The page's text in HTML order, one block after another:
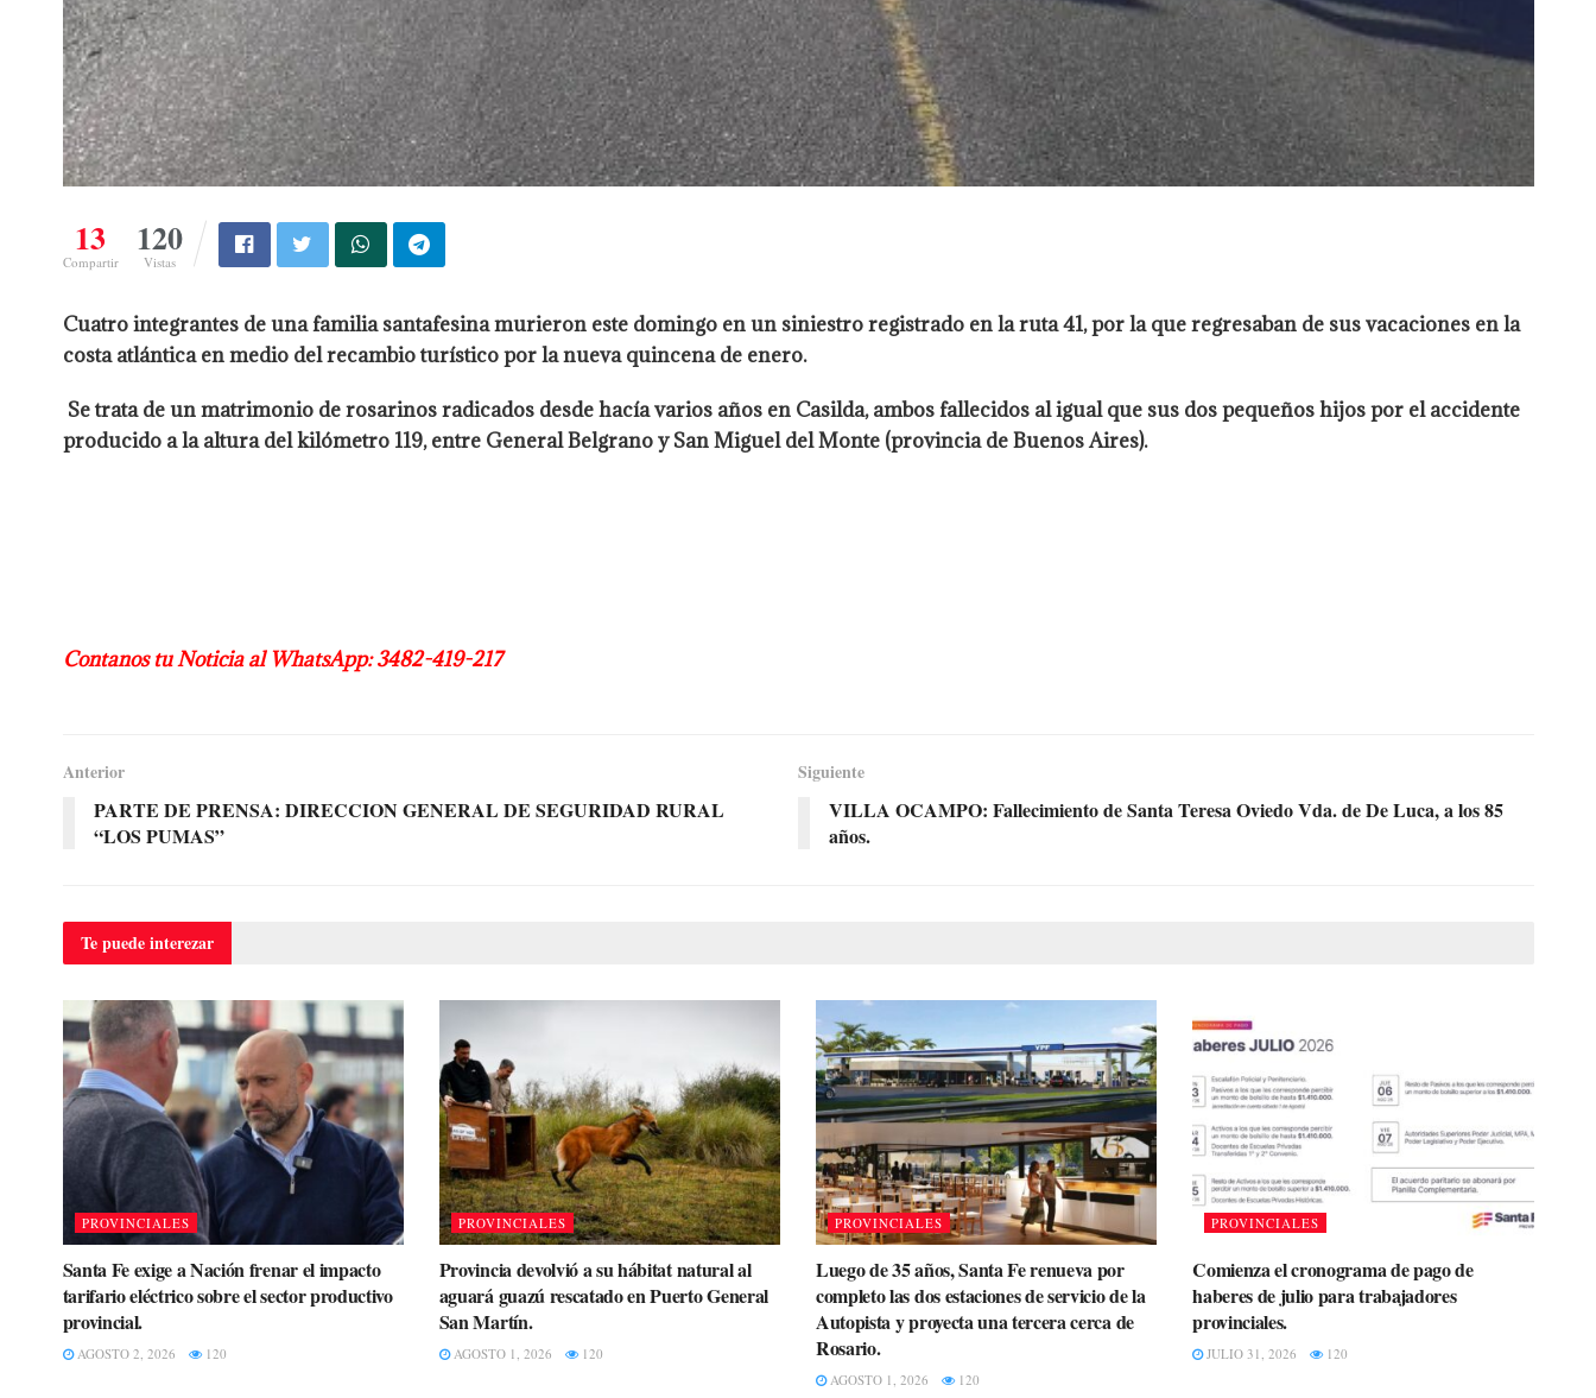
13
Compartir
120
Vistas
Cuatro integrantes de una familia santafesina murieron este domingo en un siniestro registrado en la ruta 41, por la que regresaban de sus vacaciones en la
costa atlántica en medio del recambio turístico por la nueva quincena de enero.
Se trata de un matrimonio de rosarinos radicados desde hacía varios años en Casilda, ambos fallecidos al igual que sus dos pequeños hijos por el accidente
producido a la altura del kilómetro 119, entre General Belgrano y San Miguel del Monte (provincia de Buenos Aires).
Contanos tu Noticia al WhatsApp: 3482-419-217
Anterior
PARTE DE PRENSA: DIRECCION GENERAL DE SEGURIDAD RURAL
“LOS PUMAS”
Siguiente
VILLA OCAMPO: Fallecimiento de Santa Teresa Oviedo Vda. de De Luca, a los 85
años.
Te puedeinterezar
PROVINCIALES
Santa Fe exige a Nación frenar el impacto
tarifario eléctrico sobre el sector productivo
provincial.
AGOSTO 2, 2026 120
PROVINCIALES
Provincia devolvió a su hábitat natural al
aguará guazú rescatado en Puerto General
San Martín.
AGOSTO 1, 2026 120
PROVINCIALES
Luego de 35 años, Santa Fe renueva por
completo las dos estaciones de servicio de la
Autopista y proyecta una tercera cerca de
Rosario.
AGOSTO 1, 2026 120
PROVINCIALES
Comienza el cronograma de pago de
haberes de julio para trabajadores
provinciales.
JULIO 31, 2026 120